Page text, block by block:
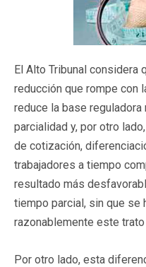
El Alto Tribunal considera
reducción que rompe con
reduce la base
parcialidad y, por otro
de cotización,
trabajadores a tiempo
resultado más
tiempo parcial, sin que se
razonablemente este
Por otro lado, esta